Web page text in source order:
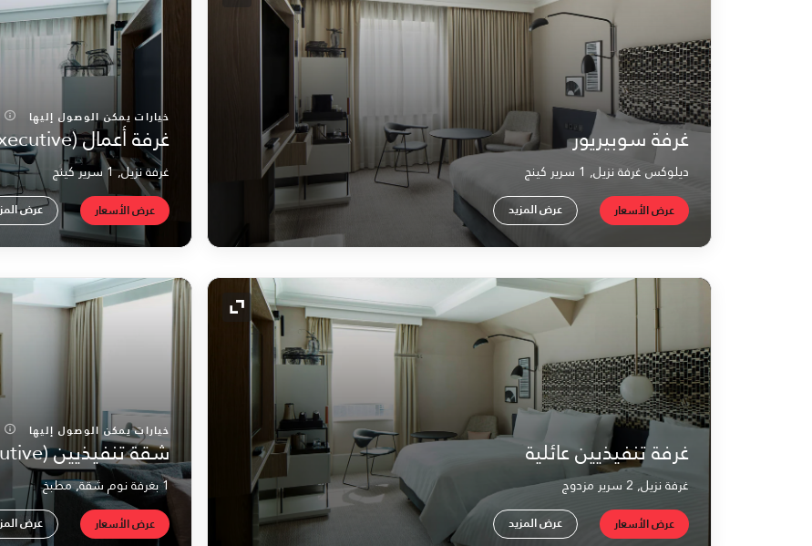
غرفة سوبيريور
ديلوكس غرفة نزيل, 1 سرير كينج
عرض الأسعار عرض المزيد
خيارات يمكن الوصول إليها
غرفة أعمال (Executive)
غرفة نزيل, 1 سرير كينج
عرض الأسعار عرض
رمز التوسيع
غرفة تنفيذيين عائلية
غرفة نزيل, 2 سرير مزدوج
عرض الأسعار عرض المزيد
خيارات يمكن الوصول إليها
شقة تنفيذيين (Executive)
1 بغرفة نوم شقة, مطبخ
عرض الأسعار عرض